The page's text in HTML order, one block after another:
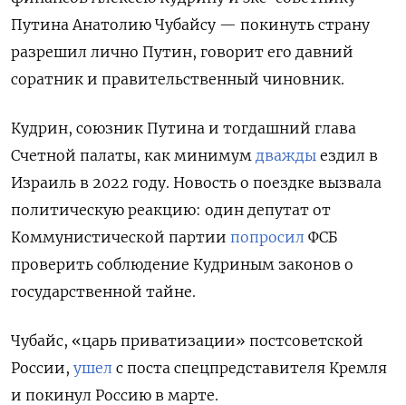
Путина Анатолию Чубайсу — покинуть страну
разрешил лично Путин, говорит его давний
соратник и правительственный чиновник.
Кудрин, союзник Путина и тогдашний глава
Счетной палаты, как минимум дважды ездил в
Израиль в 2022 году. Новость о поездке вызвала
политическую реакцию: один депутат от
Коммунистической партии попросил ФСБ
проверить соблюдение Кудриным законов о
государственной тайне.
Чубайс, «царь приватизации» постсоветской
России, ушел с поста спецпредставителя Кремля
и покинул Россию в марте.